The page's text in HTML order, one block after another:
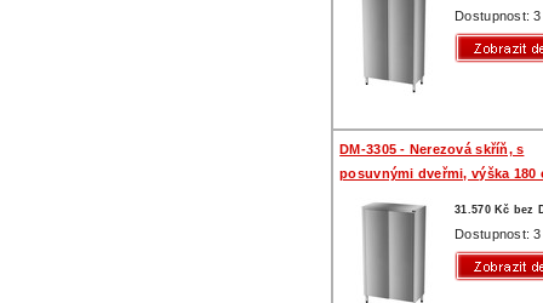
Dostupnost:
DM-3305 - Nerezová skříň, s
posuvnými dveřmi, výška 180
31.570 Kč bez
Dostupnost: